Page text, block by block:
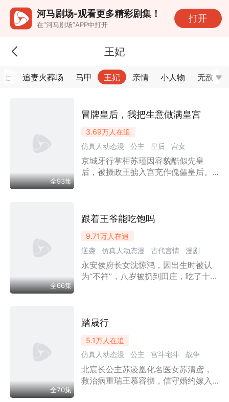
河马剧场-观看更多精彩剧集！
在“河马剧场”APP中打开
打开
王妃
士 追妻火葬场 马甲 王妃 亲情 小人物 无敌
全93集
冒牌皇后，我把生意做满皇宫
3.69万人在追
仿真人动态漫
公主 皇后
宫女
宫斗宅斗
励志 权谋 婚姻
情感流
女性成长
逆袭 虐恋 古代言情
漫剧
京城牙行掌柜苏瑾因容貌酷似先皇
后，被摄政王掳入宫充作傀儡皇后。
吸引，她怀龙嗣后翻墙跑路未果。生
谋。最终萧珩跪地求婚，假后成真
后，一家三口共守江山。
全66集
跟着王爷能吃饱吗
9.71万人在追
逆袭
仿真人动态漫 古代言情
漫剧
乡村
家庭 励志 王妃 甜宠 女性成长
永安侯府长女沈惊鸿，因出生时被认
为“不祥”，八岁被扔到田庄，吃了十五
不饱饭的弃女，到被王爷捧在手心的
身力气，赢得了所有人的尊重，成为
七王爷萧衍一生挚爱。
全70集
踏晟行
5.1万人在追
仿真人动态漫
公主 宫斗宅斗
战争
励志
权谋 婚姻 女性成长 马甲
逆袭
虐恋
古代言情 漫剧 王妃
北宸长公主苏凌凰化名医女苏清鸢，
救治病重瑞王慕容彻，信守婚约嫁入